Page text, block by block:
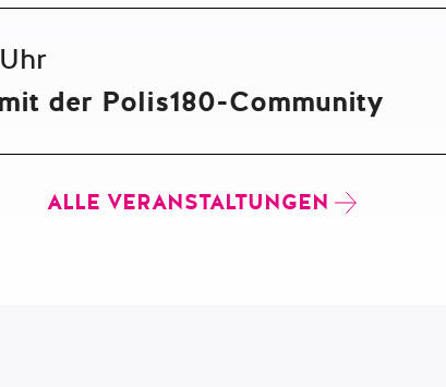
der Polis180-Community
ALLE VERANSTALTUNGEN